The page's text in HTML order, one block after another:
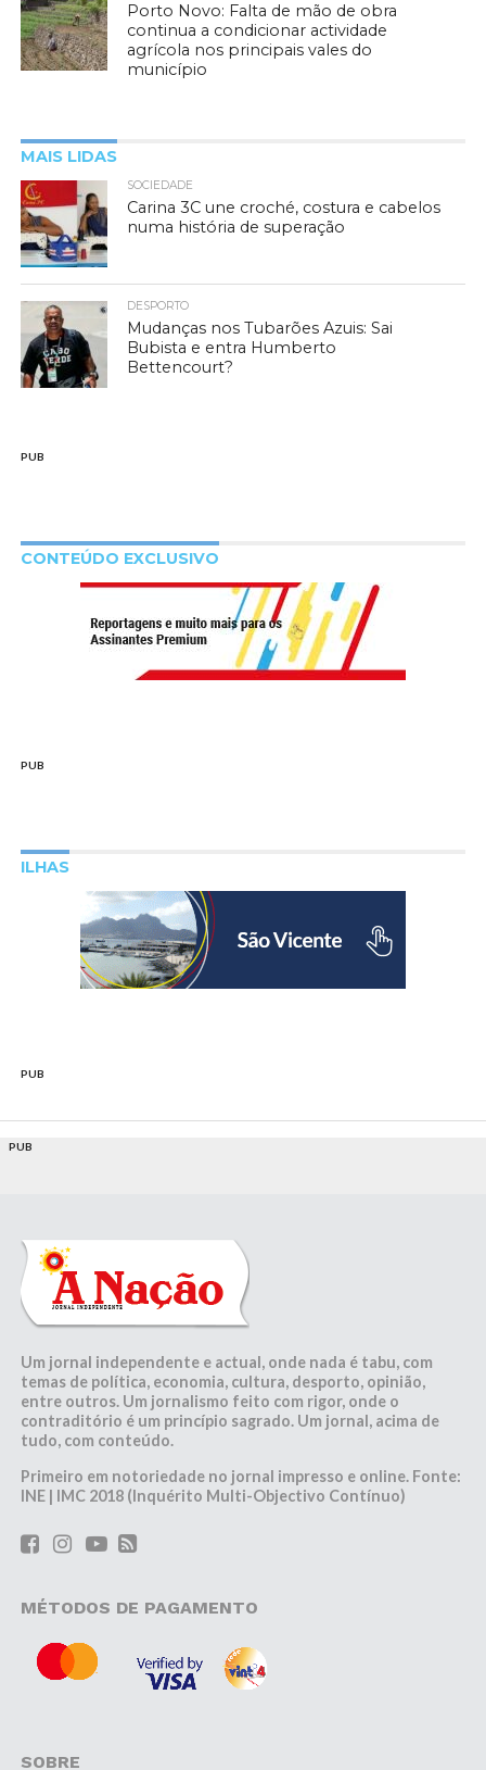
Porto Novo: Falta de mão de obra
continua a condicionar actividade
agrícola nos principais vales do
município
MAIS LIDAS
SOCIEDADE
Carina 3C une croché, costura e cabelos
numa história de superação
DESPORTO
Mudanças nos Tubarões Azuis: Sai
Bubista e entra Humberto
Bettencourt?
PUB
CONTEÚDO EXCLUSIVO
PUB
ILHAS
PUB
PUB
Um jornal independente e actual, onde nada é tabu, com
temas de política, economia, cultura, desporto, opinião,
entre outros. Um jornalismo feito com rigor, onde o
contraditório é um princípio sagrado. Um jornal, acima de
tudo, com conteúdo.
Primeiro em notoriedade no jornal impresso e online. Fonte:
INE | IMC 2018 (Inquérito Multi-Objectivo Contínuo)
MÉTODOS DE PAGAMENTO
SOBRE